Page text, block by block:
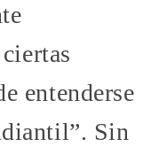
entenderse
Sin